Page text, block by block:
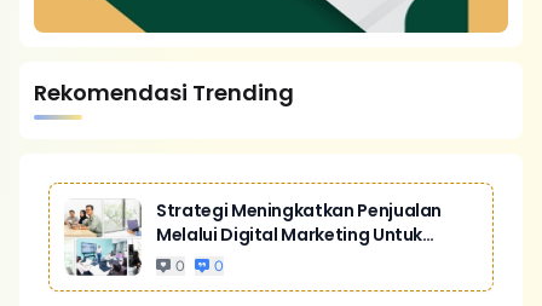
Rekomendasi Trending
Strategi Meningkatkan Penjualan
Melalui Digital Marketing Untuk
Bisnis Yang Lebih Kompetitif
0 0